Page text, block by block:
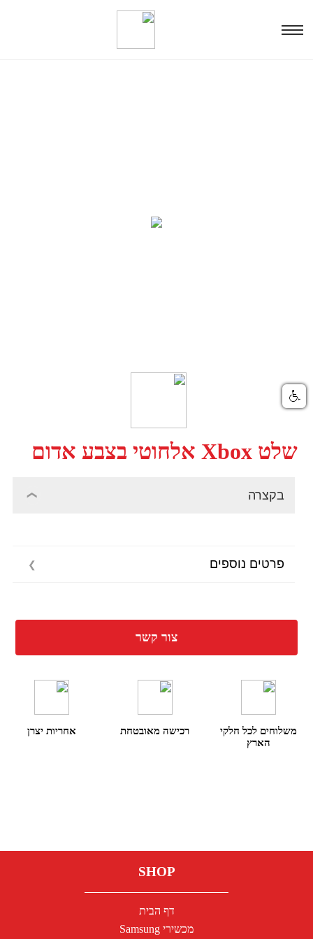
שלט Xbox אלחוטי בצבע אדום
בקצרה
פרטים נוספים
צור קשר
משלוחים לכל חלקי
הארץ
רכישה מאובטחת אחריות יצרן
SHOP
דף הבית
מכשירי Samsung